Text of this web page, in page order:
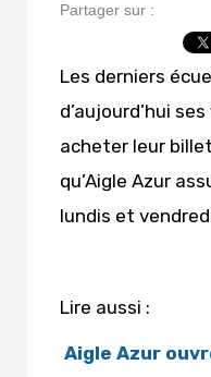
Partager sur :
Les derniers
d’aujourd’hui
acheter leur
qu’Aigle Azur
lundis et
Lire aussi :
Aigle Azur